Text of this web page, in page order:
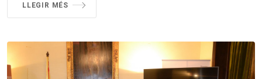
LLEGIR MÉS